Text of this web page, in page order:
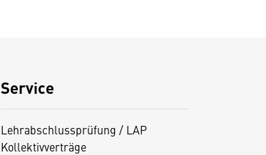
Service
Lehrabschlussprüfung / LAP
Kollektivverträge